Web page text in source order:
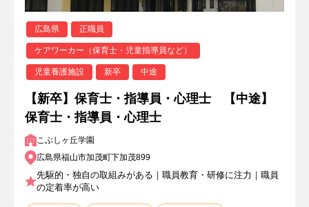
広島県 正職員
ケアワーカー（保育士・児童指導員など）
児童養護施設 新卒 中途
【新卒】保育士・指導員・心理士 【中途】
保育士・指導員・心理士
こぶしヶ丘学園
広島県福山市加茂町下加茂899
先駆的・独自の取組みがある｜職員教育・研修に注力｜職員
の定着率が高い